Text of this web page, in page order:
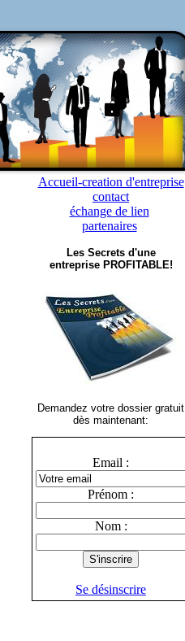
Accueil-creation d'entreprise
contact
échange de lien
partenaires
Les Secrets d'une
entreprise PROFITABLE!
Demandez votre dossier gratuit
dès maintenant:
Email :
Prénom :
Nom :
Se désinscrire